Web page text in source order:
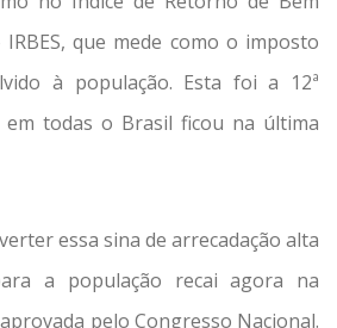
IRBES, que mede como o imposto
à população. Esta foi a 12ª
todas o Brasil ficou na última
essa sina de arrecadação alta
a população recai agora na
pelo Congresso Nacional.